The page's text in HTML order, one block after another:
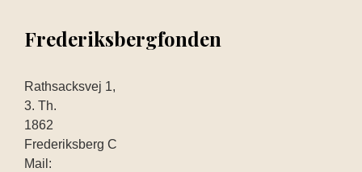
Frederiksbergfonden
Rathsacksvej 1,
3. Th.
1862
Frederiksberg C
Mail: